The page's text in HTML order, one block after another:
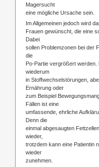
Magersucht
eine mögliche Ursache sein.
Im Allgemeinen jedoch wird
Frauen gewünscht, die eine
Dabei
sollen Problemzonen bei der
die
Po-Partie vergrößert
wiederum
in Stoffwechselstörungen,
Ernährung oder
zum Beispiel
Fällen ist eine
umfassende, ehrliche
Denn die
einmal abgesaugten
wieder,
trotzdem kann eine Patientin
wieder
zunehmen.